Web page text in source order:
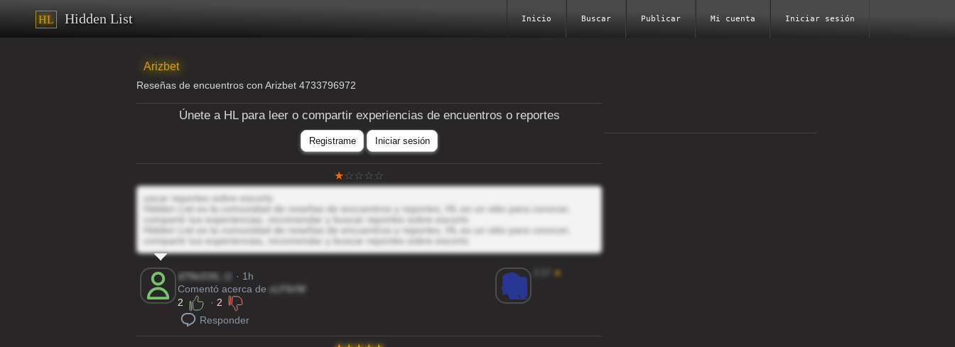
HL Hidden List Inicio Buscar Publicar Mi cuenta Iniciar sesión
Arizbet
Reseñas de encuentros con Arizbet 4733796972
Únete a HL para leer o compartir experiencias de encuentros o reportes
Registrame Iniciar sesión
uscar reportes sobre escorts
Hidden List es la comunidad de reseñas de encuentros y reportes, HL es un sitio para conocer,
compartir tus experiencias, recomendar y buscar reportes sobre escorts
Hidden List es la comunidad de reseñas de encuentros y reportes, HL es un sitio para conocer,
compartir tus experiencias, recomendar y buscar reportes sobre escorts
d7NcOXL
· 1h
Comentó acerca de
cLF6rNf
2
· 2
Responder
★